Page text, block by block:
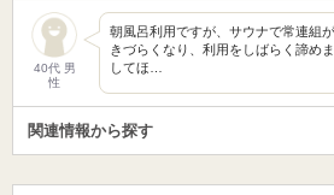
40代 男
性
朝風呂利用ですが、サウナで常連組
きづらくなり、利用をしばらく諦め
してほ…
関連情報から探す